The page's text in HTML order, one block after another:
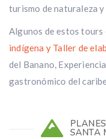
turismo de naturaleza
Algunos de estos tours
indígena y Taller de
del Banano,
gastronómico del
SANTA